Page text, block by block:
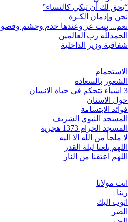
“يحق لك أن تبكي كالنساء”
نحن وإدمان الكـرة
نعم... بنت عز وعندها خدم وحشم
الحمدللّه رب العالمين
شفافية وزير الداخلية
الاستحمام
الشعور بالسعادة
3 اشياء تتحكم في حياة الانسان
حول الاسنان
فوائد الابتسامة
المسجد النبوي الشريف
المسجد الحرام 1373 هجرية
لا ملجأ من الله الا اليه
اللهم بلغنا ليلة القدر
اللهم اعتقنا من النار
انت مولانا
ربنا
اتوب اليك
الضر